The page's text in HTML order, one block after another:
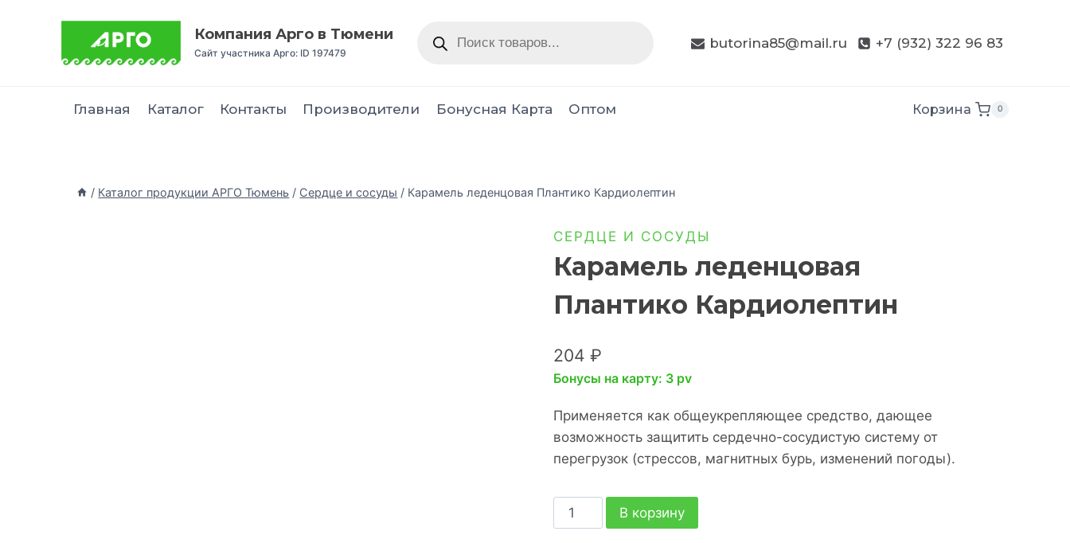
Компания Арго в Тюмени
Сайт участника Арго: ID 197479
butorina85@mail.ru +7 (932) 322 96 83
Главная Каталог Контакты Производители Бонусная Карта Оптом Корзина 0
/ Каталог продукции АРГО Тюмень / Сердце и сосуды / Карамель леденцовая Плантико Кардиолептин
СЕРДЦЕ И СОСУДЫ
Карамель леденцовая
Плантико Кардиолептин
204₽
Бонусы на карту: 3 pv
Применяется как общеукрепляющее средство, дающее
возможность защитить сердечно-сосудистую систему от
перегрузок (стрессов, магнитных бурь, изменений погоды).
В корзину